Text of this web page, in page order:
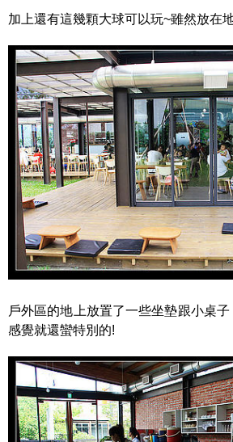
加上還有這幾顆大球可以玩~雖然放在
戶外區的地上放置了一些坐墊跟小桌
感覺就還蠻特別的!